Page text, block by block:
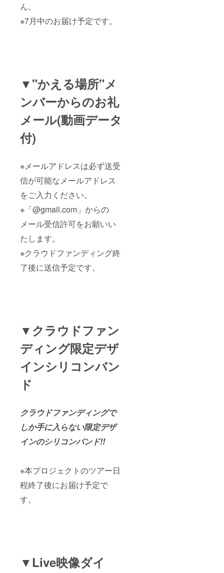
ん。
※7月中のお届け予定です。
▼"かえる場所"メ
ンバーからのお礼
メール(動画データ
付)
※メールアドレスは必ず送受
信が可能なメールアドレス
をご入力ください。
※「@gmail.com」からの
メール受信許可をお願いい
たします。
※クラウドファンディング終
了後に送信予定です。
▼クラウドファン
ディング限定デザ
インシリコンバン
ド
クラウドファンディングで
しか手に入らない限定デザ
インのシリコンバンド!!
※本プロジェクトのツアー日
程終了後にお届け予定で
す。
▼Live映像ダイ